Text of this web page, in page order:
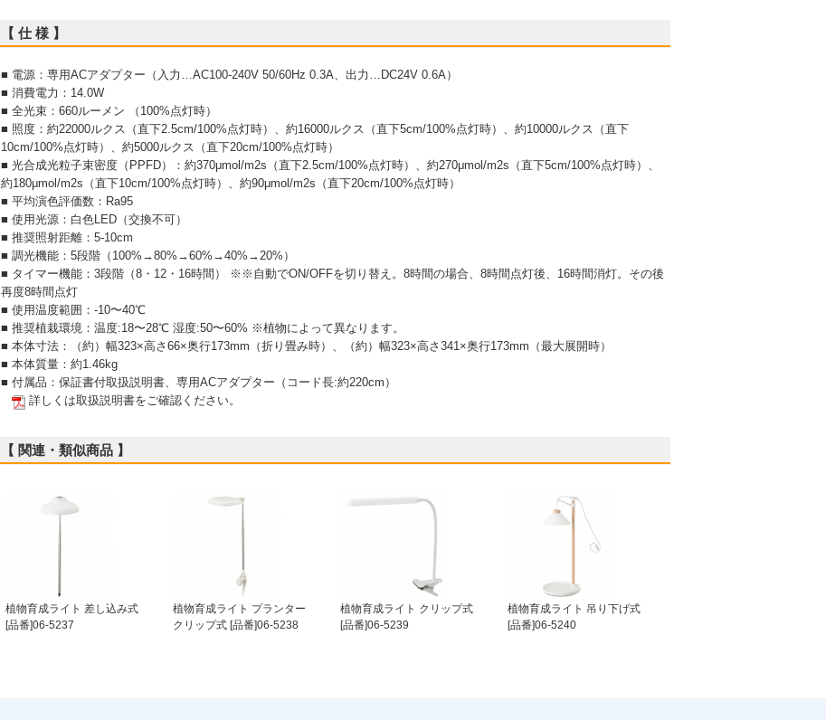
【 仕 様 】
■ 電源：専用ACアダプター（入力…AC100-240V 50/60Hz 0.3A、出力…DC24V 0.6A）
■ 消費電力：14.0W
■ 全光束：660ルーメン （100%点灯時）
■ 照度：約22000ルクス（直下2.5cm/100%点灯時）、約16000ルクス（直下5cm/100%点灯時）、約10000ルクス（直下
10cm/100%点灯時）、約5000ルクス（直下20cm/100%点灯時）
■ 光合成光粒子束密度（PPFD）：約370μmol/m2s（直下2.5cm/100%点灯時）、約270μmol/m2s（直下5cm/100%点灯時）、
約180μmol/m2s（直下10cm/100%点灯時）、約90μmol/m2s（直下20cm/100%点灯時）
■ 平均演色評価数：Ra95
■ 使用光源：白色LED（交換不可）
■ 推奨照射距離：5-10cm
■ 調光機能：5段階（100%→80%→60%→40%→20%）
■ タイマー機能：3段階（8・12・16時間） ※※自動でON/OFFを切り替え。8時間の場合、8時間点灯後、16時間消灯。その後
再度8時間点灯
■ 使用温度範囲：-10〜40℃
■ 推奨植栽環境：温度:18〜28℃ 湿度:50〜60% ※植物によって異なります。
■ 本体寸法：（約）幅323×高さ66×奥行173mm（折り畳み時）、（約）幅323×高さ341×奥行173mm（最大展開時）
■ 本体質量：約1.46kg
■ 付属品：保証書付取扱説明書、専用ACアダプター（コード長:約220cm）
詳しくは取扱説明書をご確認ください。
【 関連・類似商品 】
植物育成ライト 差し込み式
[品番]06-5237
植物育成ライト プランター
クリップ式 [品番]06-5238
植物育成ライト クリップ式
[品番]06-5239
植物育成ライト 吊り下げ式
[品番]06-5240